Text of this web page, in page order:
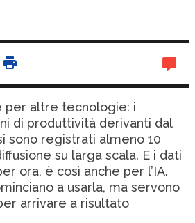
per altre tecnologie: i
di produttività derivanti dal
sono registrati almeno 10
su larga scala. E i dati
ora, è così anche per l’IA.
a usarla, ma servono
arrivare a risultato